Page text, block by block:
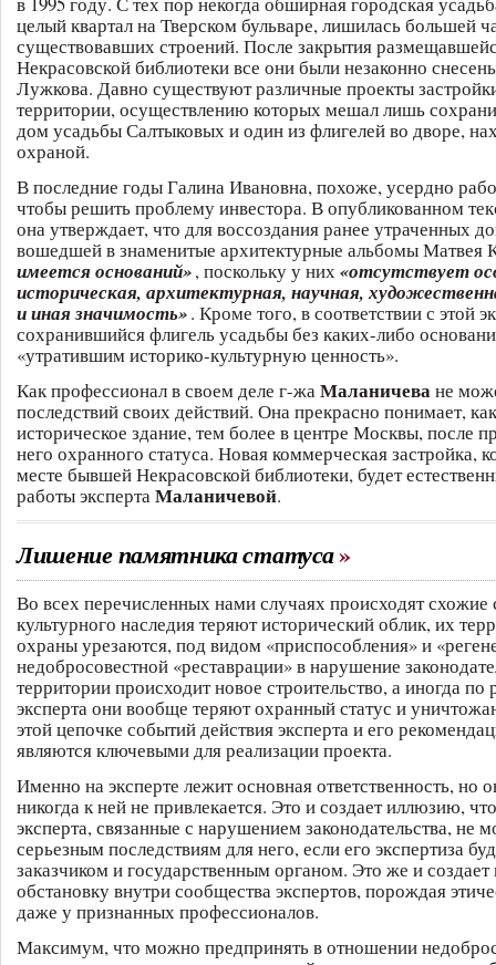
целый квартал на Тверском бульваре, лишилась большей
существовавших строений. После закрытия
Некрасовской библиотеки все они были незаконно
Лужкова. Давно существуют различные проекты
территории, осуществлению которых мешал лишь
дом усадьбы Салтыковых и один из флигелей во дворе,
охраной.
В последние годы Галина Ивановна, похоже, усердно
чтобы решить проблему инвестора. В опубликованном
она утверждает, что для воссоздания ранее утраченных
вошедшей в знаменитые архитектурные альбомы Матвея
имеется оснований», поскольку у них«отсутствует
историческая, архитектурная, научная,
и иная значимость». Кроме того, в соответствии с этой
сохранившийся флигель усадьбы без каких-либо
«утратившим историко-культурную ценность».
Как профессионал в своем деле г-жаМаланичеване
последствий своих действий. Она прекрасно понимает,
историческое здание, тем более в центре Москвы, после
него охранного статуса. Новая коммерческая застройка,
месте бывшей Некрасовской библиотеки, будет
работы экспертаМаланичевой.
Лишение памятника статуса
Во всех перечисленных нами случаях происходят
культурного наследия теряют исторический облик, их
охраны урезаются, под видом «приспособления» и
недобросовестной «реставрации» в нарушение
территории происходит новое строительство, а иногда по
эксперта они вообще теряют охранный статус и
этой цепочке событий действия эксперта и его
являются ключевыми для реализации проекта.
Именно на эксперте лежит основная ответственность, но
никогда к ней не привлекается. Это и создает иллюзию,
эксперта, связанные с нарушением законодательства, не
серьезным последствиям для него, если его экспертиза
заказчиком и государственным органом. Это же и
обстановку внутри сообщества экспертов, порождая
даже у признанных профессионалов.
Максимум, что можно предпринять в отношении